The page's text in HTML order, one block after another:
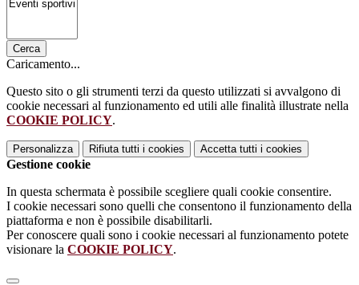
Cerca
Caricamento...
Questo sito o gli strumenti terzi da questo utilizzati si avvalgono di
cookie necessari al funzionamento ed utili alle finalità illustrate nella
COOKIE POLICY.
Personalizza Rifiuta tutti i cookies Accetta tutti i cookies
Gestione cookie
In questa schermata è possibile scegliere quali cookie consentire.
I cookie necessari sono quelli che consentono il funzionamento della
piattaforma e non è possibile disabilitarli.
Per conoscere quali sono i cookie necessari al funzionamento potete
visionare la COOKIE POLICY.